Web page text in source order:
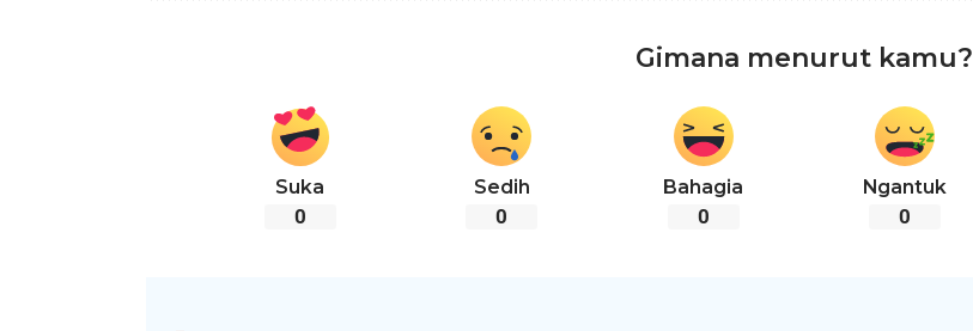
Gimana menurut kamu?
Suka
0
Sedih
0
Bahagia
0
Ngantuk
0